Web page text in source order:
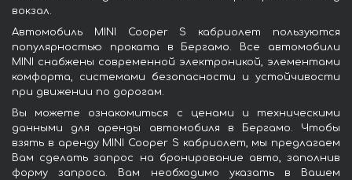
вокзал.
Автомобиль MINI Cooper S кабриолет пользуются
популярностью проката в Бергамо. Все автомобили
MINI снабжены современной электроникой, элементами
комфорта, системами безопасности и устойчивости
при движении по дорогам.
Вы можете ознакомиться с ценами и техническими
данными для аренды автомобиля в Бергамо. Чтобы
взять в аренду MINI Cooper S кабриолет, мы предлагаем
Вам сделать запрос на бронирование авто, заполнив
форму запроса. Вам необходимо указать в Вашем